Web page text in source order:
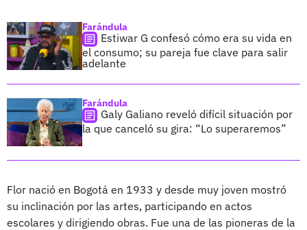
Farándula
Estiwar G confesó cómo era su vida en
el consumo; su pareja fue clave para salir
adelante
Farándula
Galy Galiano reveló difícil situación por
la que canceló su gira: “Lo superaremos”
Flor nació en Bogotá en 1933 y desde muy joven mostró
su inclinación por las artes, participando en actos
escolares y dirigiendo obras. Fue una de las pioneras de la